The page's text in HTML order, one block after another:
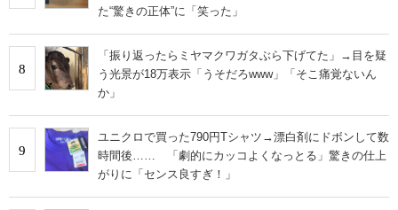
た“驚きの正体”に「笑った」
8
「振り返ったらミヤマクワガタぶら下げてた」→目を疑
う光景が18万表示「うそだろwww」「そこ痛覚ないん
か」
9
ユニクロで買った790円Tシャツ→漂白剤にドボンして数
時間後…… 「劇的にカッコよくなっとる」驚きの仕上
がりに「センス良すぎ！」